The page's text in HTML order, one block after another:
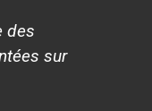
des
sur